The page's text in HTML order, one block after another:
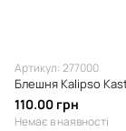
Артикул: 277000
110.00 грн
Немає в наявності